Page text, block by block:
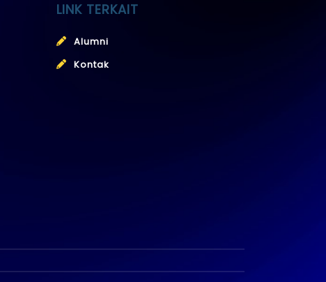
LINK TERKAIT
Alumni
Kontak